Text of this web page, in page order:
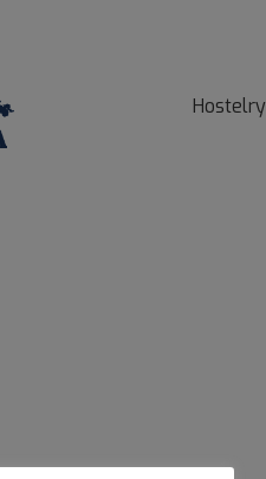
Hostelry